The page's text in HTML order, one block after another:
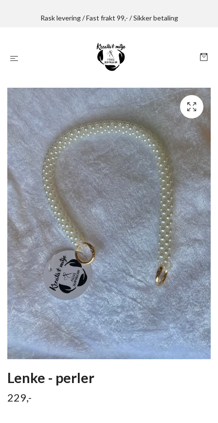
Rask levering / Fast frakt 99,- / Sikker betaling
Lenke - perler
229,-